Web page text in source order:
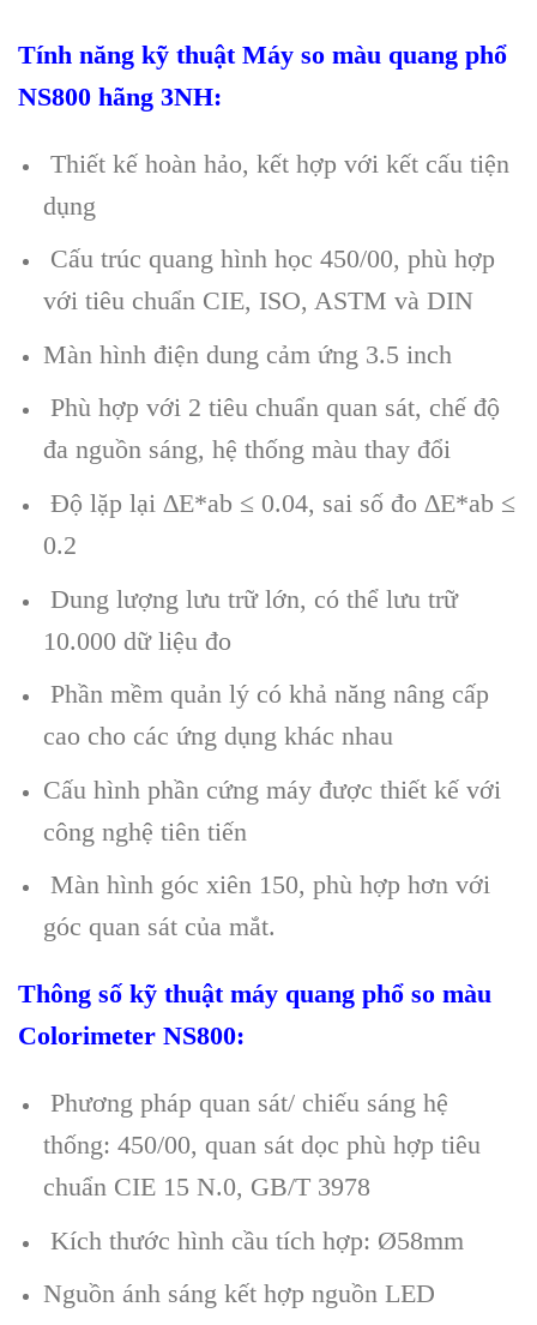
Tính năng kỹ thuật Máy so màu quang phổ
NS800 hãng 3NH:
Thiết kế hoàn hảo, kết hợp với kết cấu tiện
dụng
Cấu trúc quang hình học 450/00, phù hợp
với tiêu chuẩn CIE, ISO, ASTM và DIN
Màn hình điện dung cảm ứng 3.5 inch
Phù hợp với 2 tiêu chuẩn quan sát, chế độ
đa nguồn sáng, hệ thống màu thay đổi
Độ lặp lại ∆E*ab ≤ 0.04, sai số đo ∆E*ab ≤
0.2
Dung lượng lưu trữ lớn, có thể lưu trữ
10.000 dữ liệu đo
Phần mềm quản lý có khả năng nâng cấp
cao cho các ứng dụng khác nhau
Cấu hình phần cứng máy được thiết kế với
công nghệ tiên tiến
Màn hình góc xiên 150, phù hợp hơn với
góc quan sát của mắt.
Thông số kỹ thuật máy quang phổ so màu
Colorimeter NS800:
Phương pháp quan sát/ chiếu sáng hệ
thống: 450/00, quan sát dọc phù hợp tiêu
chuẩn CIE 15 N.0, GB/T 3978
Kích thước hình cầu tích hợp: Ø58mm
Nguồn ánh sáng kết hợp nguồn LED